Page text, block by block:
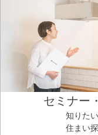
セミナー
知りた
住まい